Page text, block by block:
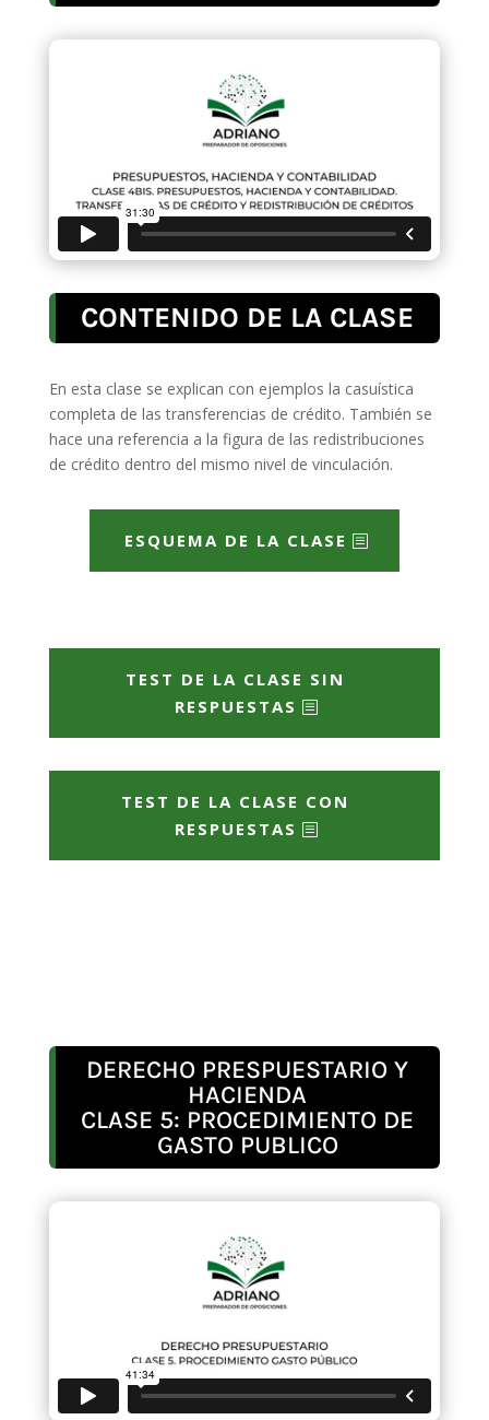
CONTENIDO DE LA CLASE
En esta clase se explican con ejemplos la casuística
completa de las transferencias de crédito. También se
hace una referencia a la figura de las redistribuciones
de crédito dentro del mismo nivel de vinculación.
ESQUEMA DE LA CLASE
TEST DE LA CLASE SIN
RESPUESTAS
TEST DE LA CLASE CON
RESPUESTAS
DERECHO PRESPUESTARIO Y
HACIENDA
CLASE 5: PROCEDIMIENTO DE
GASTO PUBLICO